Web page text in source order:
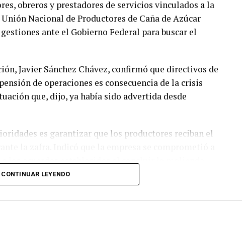
obreros y prestadores de servicios vinculados a la
Nacional de Productores de Caña de Azúcar
ante el Gobierno Federal para buscar el
Javier Sánchez Chávez, confirmó que directivos de
de operaciones es consecuencia de la crisis
que, dijo, ya había sido advertida desde
es garantizar que los productores reciban el
los acuerdos establecidos al concluir la molienda.
mil y 18 mil hectáreas de cultivo y concentraba la
por lo que el cierre tendrá repercusiones
CONTINUAR LEYENDO